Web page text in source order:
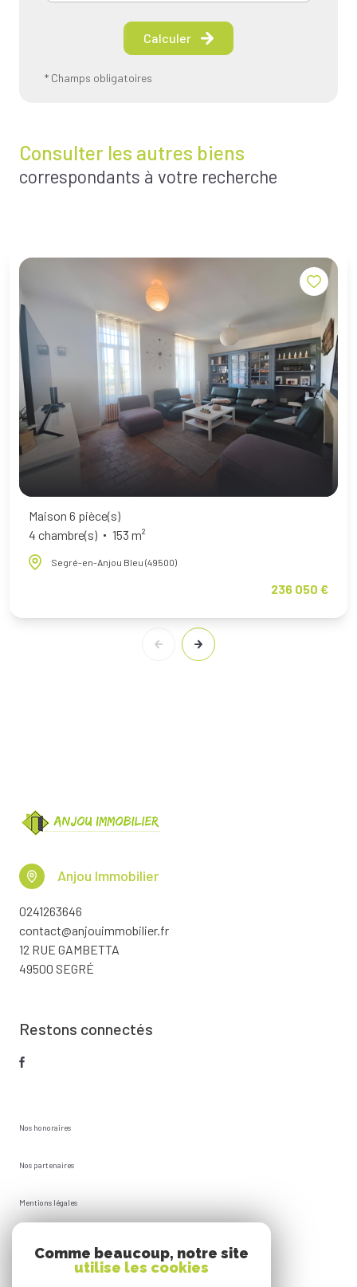
Calculer
* Champs obligatoires
Consulter les autres biens
correspondants à votre recherche
Maison 6 pièce(s)
4 chambre(s)
153 m²
Segré-en-Anjou Bleu (49500)
236 050 €
Anjou Immobilier
0241263646
contact@anjouimmobilier.fr
12 RUE GAMBETTA
49500 SEGRÉ
Restons connectés
Nos honoraires
Nos partenaires
Mentions légales
Comme beaucoup, notre site
utilise les cookies